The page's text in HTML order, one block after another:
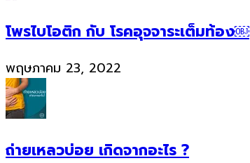
โพรไบโอติก กับ โรคอุจจาระเต็มท้อง￼
พฤษภาคม 23, 2022
ถ่ายเหลวบ่อย เกิดจากอะไร ?